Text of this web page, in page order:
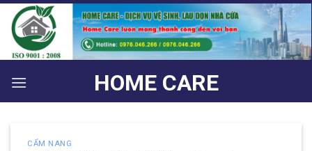
Bỏ
qua
nội
dung
HOME CARE
CẨM NANG